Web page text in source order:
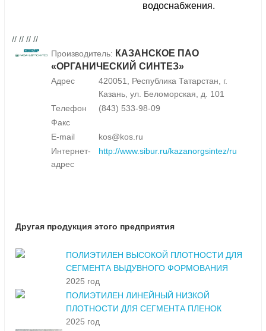
водоснабжения.
// // // //
Производитель: КАЗАНСКОЕ ПАО
«ОРГАНИЧЕСКИЙ СИНТЕЗ»
Адрес
420051, Республика Татарстан, г.
Казань, ул. Беломорская, д. 101
Телефон
(843) 533-98-09
Факс
E-mail
kos@kos.ru
Интернет-
адрес
http://www.sibur.ru/kazanorgsintez/ru
Другая продукция этого предприятия
ПОЛИЭТИЛЕН ВЫСОКОЙ ПЛОТНОСТИ ДЛЯ
СЕГМЕНТА ВЫДУВНОГО ФОРМОВАНИЯ
2025 год
ПОЛИЭТИЛЕН ЛИНЕЙНЫЙ НИЗКОЙ
ПЛОТНОСТИ ДЛЯ СЕГМЕНТА ПЛЕНОК
2025 год